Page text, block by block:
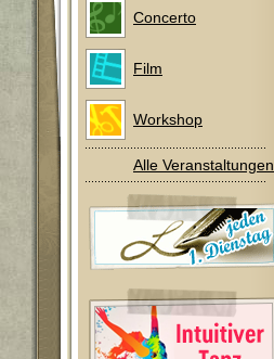
Concerto
Film
Workshop
Alle Veranstaltungen